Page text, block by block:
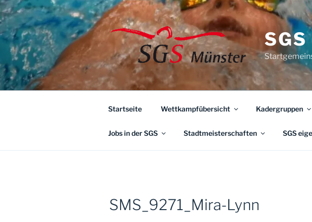
Zum
Inhalt
springen
Startseite Wettkampfübersicht Kadergruppen
Jobs in der SGS Stadtmeisterschaften SGS
SMS_9271_Mira-Lynn